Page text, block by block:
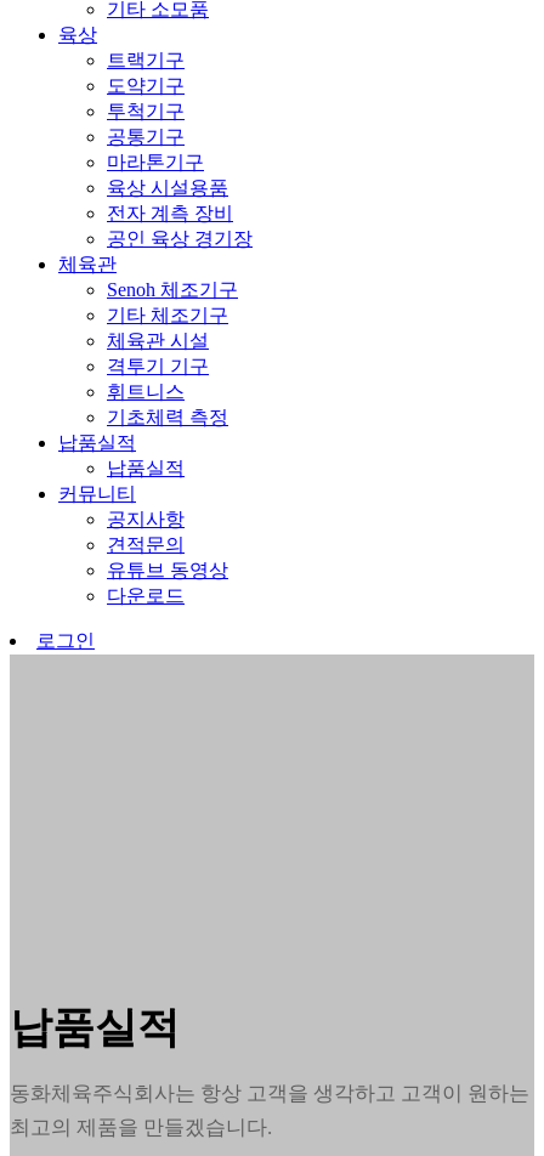
기타 소모품
육상
트랙기구
도약기구
투척기구
공통기구
마라톤기구
육상 시설용품
전자 계측 장비
공인 육상 경기장
체육관
Senoh 체조기구
기타 체조기구
체육관 시설
격투기 기구
휘트니스
기초체력 측정
납품실적
납품실적
커뮤니티
공지사항
견적문의
유튜브 동영상
다운로드
로그인
납품실적
동화체육주식회사는 항상 고객을 생각하고 고객이 원하는
최고의 제품을 만들겠습니다.